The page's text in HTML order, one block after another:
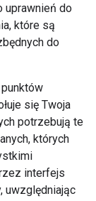
uprawnień do
które są
do
się Twoja
potrzebują te
których
interfejs
uwzględniając